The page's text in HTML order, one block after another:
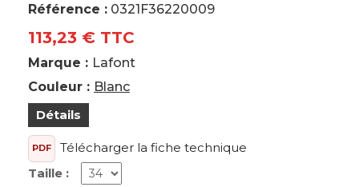
Référence : 0321F36220009
113,23 € TTC
Marque : Lafont
Couleur : Blanc
Détails
PDF
Télécharger la fiche technique
Taille :